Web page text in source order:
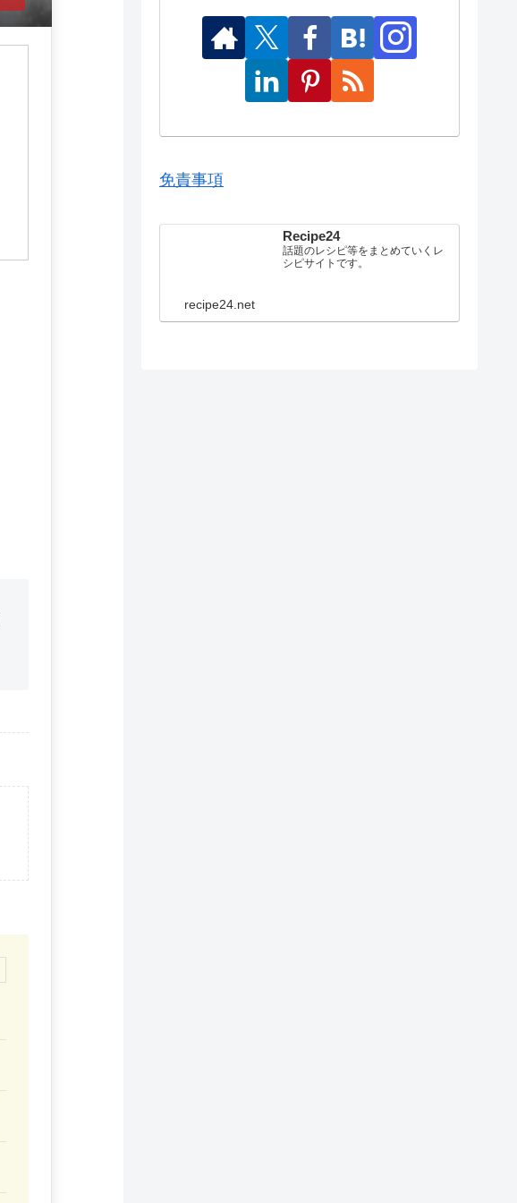
免責事項
Recipe24
話題のレシピ等をまとめていくレ
シピサイトです。
recipe24.net